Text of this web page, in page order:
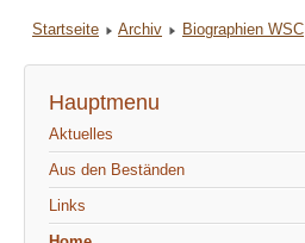
Startseite Archiv Biographien WSC
Hauptmenu
Aktuelles
Aus den Beständen
Links